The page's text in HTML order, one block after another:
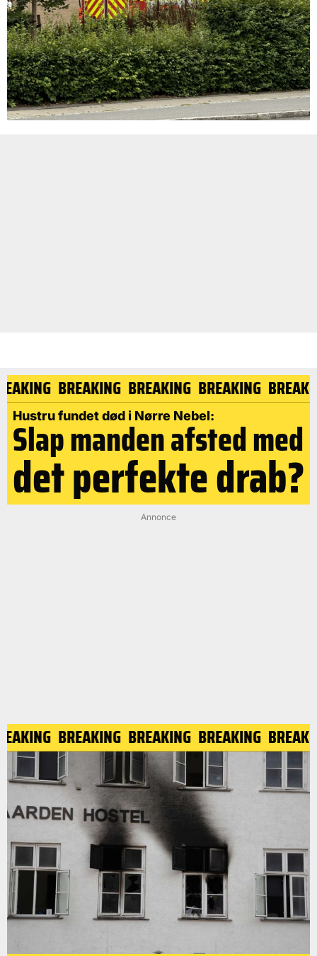
BREAKING BREAKING BREAKING
Hustru fundet død i Nørre Nebel:
Slap manden afsted med
det perfekte drab?
Annonce
BREAKING BREAKING BREAKING